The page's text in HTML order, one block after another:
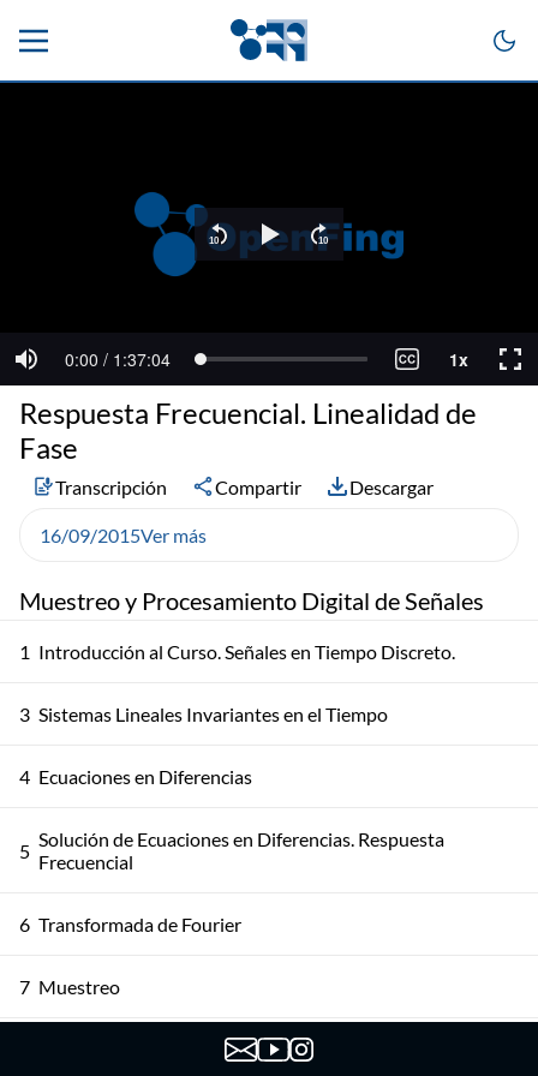
Muestreo y Procesamiento Digital de Señales
1 Introducción al Curso. Señales en Tiempo Discreto.
3 Sistemas Lineales Invariantes en el Tiempo
4 Ecuaciones en Diferencias
5 Solución de Ecuaciones en Diferencias. Respuesta
Frecuencial
6 Transformada de Fourier
7 Muestreo
Muestreo: Ejemplos, Filtrado Antialias, Reconstrucción
Respuesta Frecuencial. Linealidad de
Fase
Transcripción Compartir Descargar
16/09/2015Ver más